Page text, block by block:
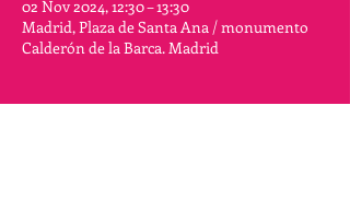
02 Nov 2024, 12:30 – 13:30
Madrid, Plaza de Santa Ana / monumento
Calderón de la Barca. Madrid